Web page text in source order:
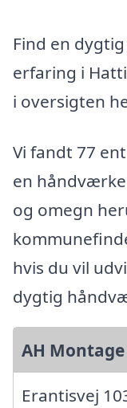
Find en
erfaring i
i oversigten
Vi fandt 77
en
og omegn
hvis du vil
dygtig
AH Montage
Erantisvej